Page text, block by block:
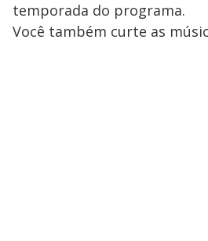
temporada do programa.
Você também curte as